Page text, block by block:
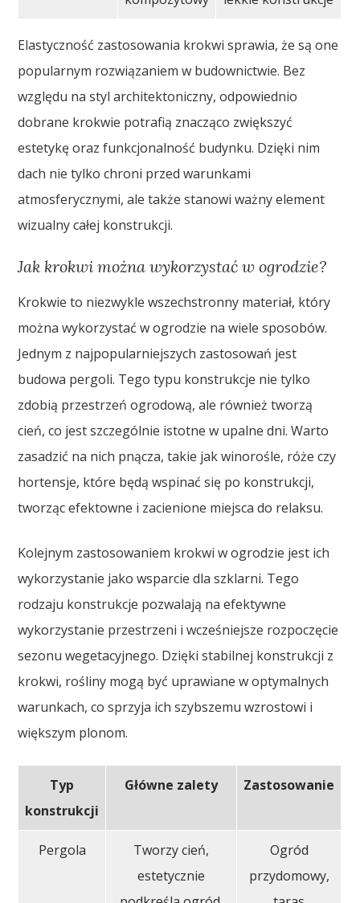
Elastyczność zastosowania krokwi sprawia, że są one
popularnym rozwiązaniem w budownictwie. Bez
względu na styl architektoniczny, odpowiednio
dobrane krokwie potrafią znacząco zwiększyć
estetykę oraz funkcjonalność budynku. Dzięki nim
dach nie tylko chroni przed warunkami
atmosferycznymi, ale także stanowi ważny element
wizualny całej konstrukcji.
Jak krokwi można wykorzystać w ogrodzie?
Krokwie to niezwykle wszechstronny materiał, który
można wykorzystać w ogrodzie na wiele sposobów.
Jednym z najpopularniejszych zastosowań jest
budowa pergoli. Tego typu konstrukcje nie tylko
zdobią przestrzeń ogrodową, ale również tworzą
cień, co jest szczególnie istotne w upalne dni. Warto
zasadzić na nich pnącza, takie jak winorośle, róże czy
hortensje, które będą wspinać się po konstrukcji,
tworząc efektowne i zacienione miejsca do relaksu.
Kolejnym zastosowaniem krokwi w ogrodzie jest ich
wykorzystanie jako wsparcie dla szklarni. Tego
rodzaju konstrukcje pozwalają na efektywne
wykorzystanie przestrzeni i wcześniejsze rozpoczęcie
sezonu wegetacyjnego. Dzięki stabilnej konstrukcji z
krokwi, rośliny mogą być uprawiane w optymalnych
warunkach, co sprzyja ich szybszemu wzrostowi i
większym plonom.
Typ
konstrukcji
Główne zalety Zastosowanie
Pergola
Tworzy cień,
estetycznie
Ogród
przydomowy,